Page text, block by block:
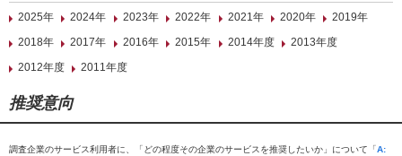
2025年
2024年 2023年 2022年 2021年 2020年
2019年
2018年
2017年 2016年 2015年 2014年度
2013年度
2012年度
2011年度
推奨意向
調査企業のサービス利用者に、「どの程度その企業のサービスを推奨したいか」について「A: